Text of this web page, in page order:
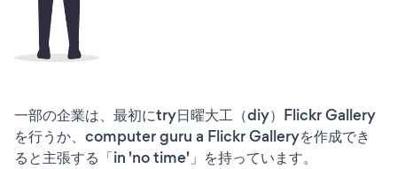
一部の企業は、最初にtry日曜大工（diy）Flickr Gallery
を行うか、computer guru a Flickr Galleryを作成でき
ると主張する「in 'no time'」を持っています。